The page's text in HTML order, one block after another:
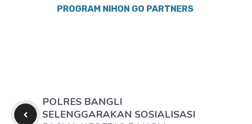
PROGRAM NIHON GO PARTNERS
POLRES BANGLI
SELENGGARAKAN SOSIALISASI